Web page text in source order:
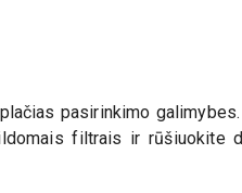
pasirinkimo
filtrais ir rūšiuokite